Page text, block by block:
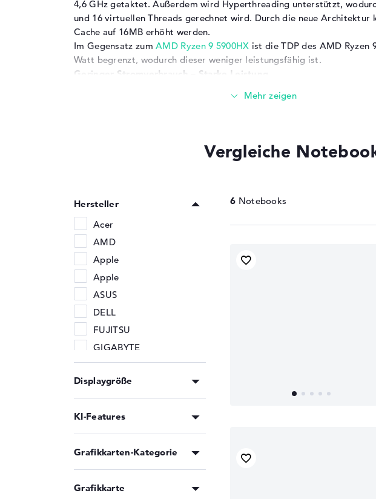
4,6 GHz getaktet. Außerdem wird Hyperthreading unterstützt,
und 16 virtuellen Threads gerechnet wird. Durch die neue Architektur
Cache auf 16MB erhöht werden.
Im Gegensatz zumAMD Ryzen 9 5900HX ist die TDP des AMD Ryzen
Watt begrenzt, wodurch dieser weniger leistungsfähig ist.
Geringer Stromverbrauch – Starke Leistung
AMD Radeon RX Vega 8
ASUS ROG Zephyrus G15in Kombination mit einer
. Damit sind mit dem AMD Ryzen 9 5900HS in Kombination mit
stromsparenderen High-End Gaming Prozessor.
Vergleiche
Hersteller
Acer
AMD
Apple
Apple
ASUS
DELL
FUJITSU
GIGABYTE
HONOR
HP
HUAWEI
Intel
Lenovo
LG
MediaTek
MEDION
Displaygröße
KI-Features
Grafikkarten-Kategorie
Grafikkarte
6